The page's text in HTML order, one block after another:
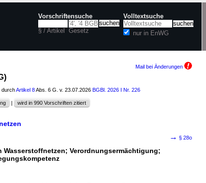
Vorschriftensuche
§ / Artikel Gesetz
Volltextsuche
nur in EnWG
Mail bei Änderungen
durchArtikel 8Abs. 6 G. v. 23.07.2026 BGBl. 2026 I Nr. 226
| wird in 990 Vorschriften zitiert
→ § 28o
Verordnungsermächtigung;